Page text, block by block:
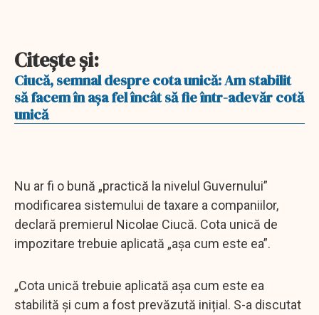
Citeşte şi:
Ciucă, semnal despre cota unică: Am stabilit
să facem în așa fel încât să fie într-adevăr cotă
unică
Nu ar fi o bună „practică la nivelul Guvernului”
modificarea sistemului de taxare a companiilor,
declară premierul Nicolae Ciucă. Cota unică de
impozitare trebuie aplicată „așa cum este ea”.
„Cota unică trebuie aplicată așa cum este ea
stabilită și cum a fost prevăzută inițial. S-a discutat